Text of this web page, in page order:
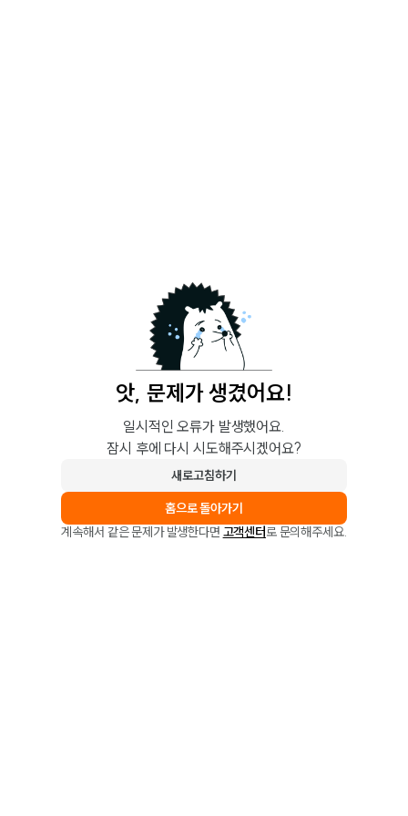
앗, 문제가 생겼어요!
일시적인 오류가 발생했어요.
잠시 후에 다시 시도해주시겠어요?
새로고침하기
홈으로 돌아가기
계속해서 같은 문제가 발생한다면 고객센터로 문의해주세요.